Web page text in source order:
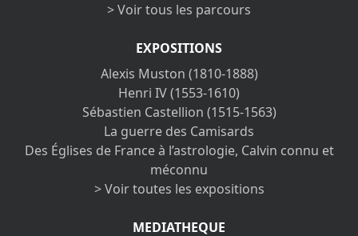
> Voir tous les parcours
EXPOSITIONS
Alexis Muston (1810-1888)
Henri IV (1553-1610)
Sébastien Castellion (1515-1563)
La guerre des Camisards
Des Églises de France à l’astrologie, Calvin connu et
méconnu
> Voir toutes les expositions
MEDIATHEQUE